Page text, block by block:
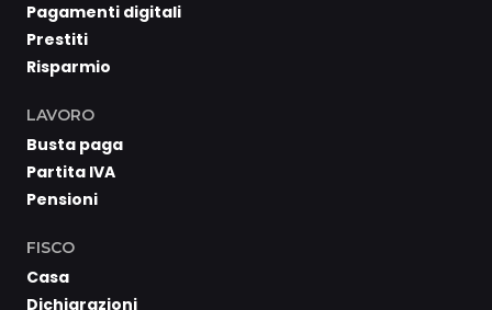
Pagamenti digitali
Prestiti
Risparmio
LAVORO
Busta paga
Partita IVA
Pensioni
FISCO
Casa
Dichiarazioni